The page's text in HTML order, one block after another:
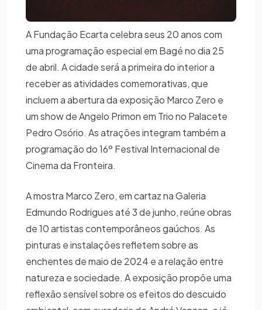
A Fundação Ecarta celebra seus 20 anos com
uma programação especial em Bagé no dia 25
de abril. A cidade será a primeira do interior a
receber as atividades comemorativas, que
incluem a abertura da exposição Marco Zero e
um show de Angelo Primon em Trio no Palacete
Pedro Osório. As atrações integram também a
programação do 16º Festival Internacional de
Cinema da Fronteira.
A mostra Marco Zero, em cartaz na Galeria
Edmundo Rodrigues até 3 de junho, reúne obras
de 10 artistas contemporâneos gaúchos. As
pinturas e instalações refletem sobre as
enchentes de maio de 2024 e a relação entre
natureza e sociedade. A exposição propõe uma
reflexão sensível sobre os efeitos do descuido